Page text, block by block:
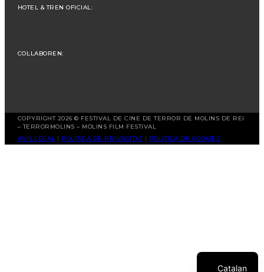
HOTEL & TREN OFICIAL:
COL·LABOREN:
COPYRIGHT 2026 © FESTIVAL DE CINE DE TERROR DE MOLINS DE REI
– TERRORMOLINS – MOLINS FILM FESTIVAL
AVÍS LEGAL | POLÍTICA DE PRIVACITAT| POLÍTICA DE COOKIES
Catalan